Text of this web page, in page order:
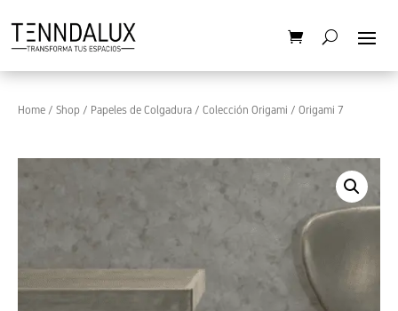
Home / Shop / Papeles de Colgadura / Colección Origami / Origami 7